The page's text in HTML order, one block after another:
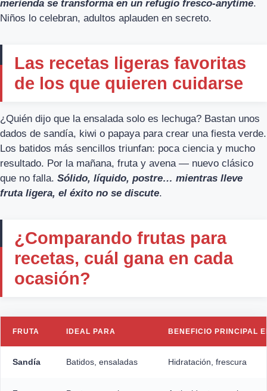
merienda se transforma en un refugio fresco-anytime.
Niños lo celebran, adultos aplauden en secreto.
Las recetas ligeras favoritas
de los que quieren cuidarse
¿Quién dijo que la ensalada solo es lechuga? Bastan unos
dados de sandía, kiwi o papaya para crear una fiesta verde.
Los batidos más sencillos triunfan: poca ciencia y mucho
resultado. Por la mañana, fruta y avena — nuevo clásico
que no falla. Sólido, líquido, postre… mientras lleve
fruta ligera, el éxito no se discute.
¿Comparando frutas para
recetas, cuál gana en cada
ocasión?
FRUTA IDEAL PARA BENEFICIO PRINCIPAL
Sandía Batidos, ensaladas Hidratación, frescura